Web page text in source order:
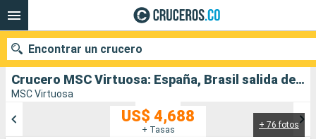
Crucero MSC Virtuosa: España, Brasil salida desde Barcelona
MSC Virtuosa
+ 76 fotos
US$ 4,688
+ Tasas
Encontrar un crucero